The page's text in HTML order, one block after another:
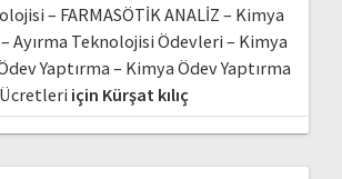
– FARMASÖTİK ANALİZ – Kimya
Ayırma Teknolojisi Ödevleri – Kimya
Yaptırma – Kimya Ödev Yaptırma
Ücretleri için Kürşat kılıç